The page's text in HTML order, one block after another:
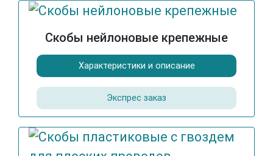
Скобы нейлоновые крепежные
Характеристики и описание
Экспрес заказ